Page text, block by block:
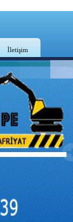
İletişim